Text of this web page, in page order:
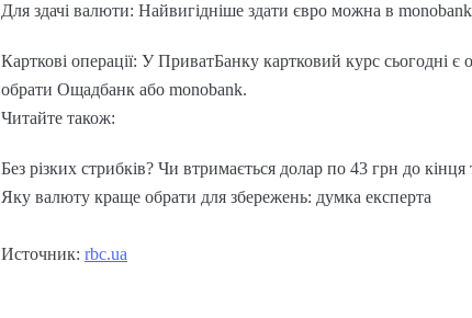
Для здачі валюти: Найвигідніше здати євро можна в
Карткові операції: У ПриватБанку картковий курс
обрати Ощадбанк або monobank.
Читайте також:
Без різких стрибків? Чи втримається долар по 43 грн до
Яку валюту краще обрати для збережень: думка експерта
Источник: rbc.ua